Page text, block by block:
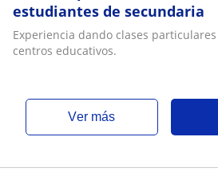
estudiantes de secundaria
Experiencia dando clases
centros educativos.
ver más